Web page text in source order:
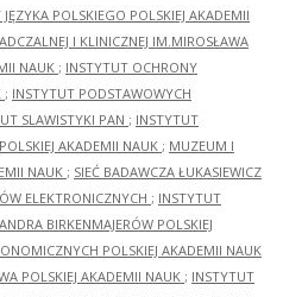
POLSKIEGO POLSKIEJ AKADEMII
I KLINICZNEJ IM.MIROSŁAWA
NAUK ; INSTYTUT OCHRONY
; INSTYTUT PODSTAWOWYCH
SLAWISTYKI PAN ; INSTYTUT
AKADEMII NAUK ; MUZEUM I
NAUK ; SIEĆ BADAWCZA ŁUKASIEWICZ
ELEKTRONICZNYCH ; INSTYTUT
BIRKENMAJERÓW POLSKIEJ
POLSKIEJ AKADEMII NAUK
POLSKIEJ AKADEMII NAUK ; INSTYTUT